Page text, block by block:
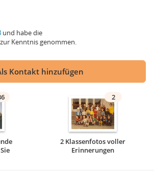
und habe die
zur Kenntnis genommen.
Kontakt hinzufügen
2
2 Klassenfotos voller
Erinnerungen